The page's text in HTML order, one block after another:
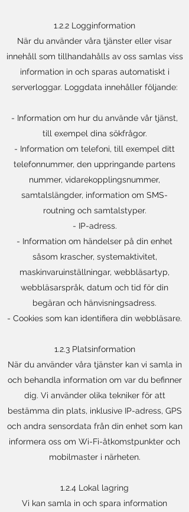
1.2.2 Logginformation
När du använder våra tjänster eller visar
innehåll som tillhandahålls av oss samlas viss
information in och sparas automatiskt i
serverloggar. Loggdata innehåller följande:
- Information om hur du använde vår tjänst,
till exempel dina sökfrågor.
- Information om telefoni, till exempel ditt
telefonnummer, den uppringande partens
nummer, vidarekopplingsnummer,
samtalslängder, information om SMS-
routning och samtalstyper.
- IP-adress.
- Information om händelser på din enhet
såsom krascher, systemaktivitet,
maskinvaruinställningar, webbläsartyp,
webbläsarspråk, datum och tid för din
begäran och hänvisningsadress.
- Cookies som kan identifiera din webbläsare.
1.2.3 Platsinformation
När du använder våra tjänster kan vi samla in
och behandla information om var du befinner
dig. Vi använder olika tekniker för att
bestämma din plats, inklusive IP-adress, GPS
och andra sensordata från din enhet som kan
informera oss om Wi-Fi-åtkomstpunkter och
mobilmaster i närheten.
1.2.4 Lokal lagring
Vi kan samla in och spara information